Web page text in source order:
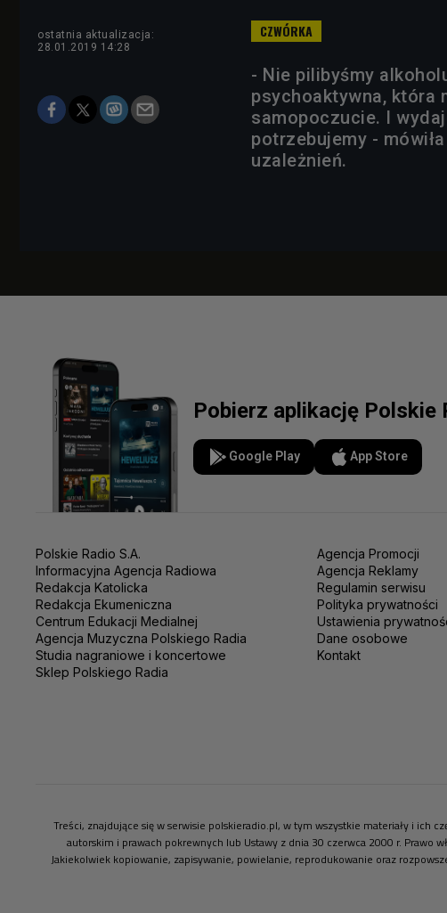
ostatnia aktualizacja:
28.01.2019 14:28
- Nie pilibyśmy
psychoaktywna, która
samopoczucie. I
potrzebujemy -
uzależnień.
Pobierz aplikację Polskie
Google Play App Store
Polskie Radio S.A.
Informacyjna Agencja Radiowa
Redakcja Katolicka
Redakcja Ekumeniczna
Centrum Edukacji Medialnej
Agencja Muzyczna Polskiego Radia
Studia nagraniowe i koncertowe
Sklep Polskiego Radia
Agencja Promocji
Agencja Reklamy
Regulamin serwisu
Polityka prywatności
Ustawienia
Dane osobowe
Kontakt
Treści, znajdujące się w serwisie polskieradio.pl, w tym wszystkie materiały i ich
autorskim i prawach pokrewnych lub Ustawy z dnia 30 czerwca 2000 r. Prawo
Jakiekolwiek kopiowanie, zapisywanie, powielanie, reprodukowanie oraz